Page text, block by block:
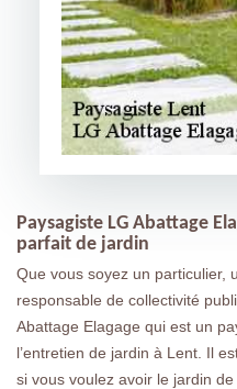
Paysagiste LG Abattage
parfait de jardin
Que vous soyez un particulier,
responsable de collectivité
Abattage Elagage qui est un
l’entretien de jardin à Lent. Il
si vous voulez avoir le jardin